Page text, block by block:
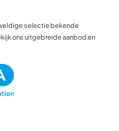
selectie bekende
ons uitgebreide aanbod en